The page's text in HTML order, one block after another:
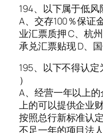
194、以下属于低风
A、交存100％保证
业汇票质押 C、杭
承兑汇票贴现 D、
195、以下不得认
）
A、经营一年以上
上的可以提供企业
按照总行新标准认
不足一年的项目法人